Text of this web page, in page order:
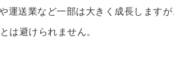
運送業など一部は大きく成長します
は避けられません。